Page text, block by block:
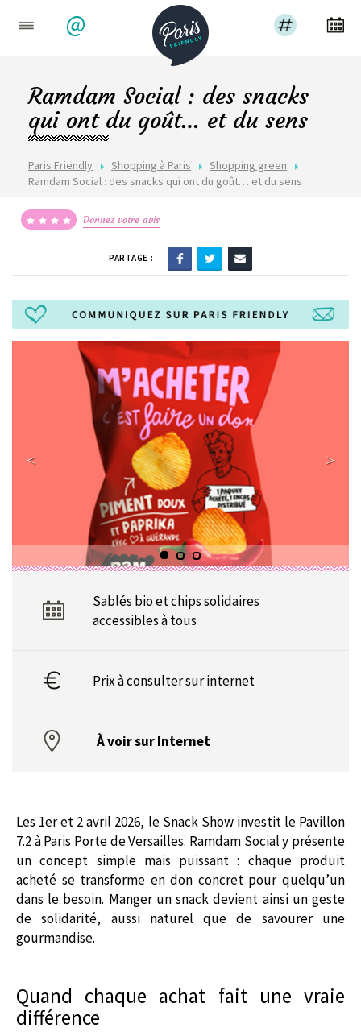
@
Paris Friendly Shopping à Paris
Shopping green
Ramdam Social : des snacks qui ont du goût… et du sens
Ramdam Social : des snacks
qui ont du goût… et du sens
Donnez votre avis
PARTAGE :
Sablés bio et chips solidaires
accessibles à tous
Prix à consulter sur internet
À voir sur Internet
Les 1er et 2 avril 2026, le Snack Show investit le Pavillon
7.2 à Paris Porte de Versailles. Ramdam Social y présente
un concept simple mais puissant : chaque produit
acheté se transforme en don concret pour quelqu’un
dans le besoin. Manger un snack devient ainsi un geste
de solidarité, aussi naturel que de savourer une
gourmandise.
Quand chaque achat fait une vraie
différence